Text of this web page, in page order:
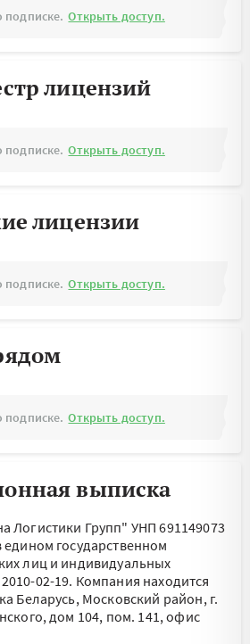
подписке. Открыть доступ.
лицензий
подписке. Открыть доступ.
лицензии
подписке. Открыть доступ.
подписке. Открыть доступ.
выписка
Логистики Групп" УНП 691149073
едином государственном
лиц и индивидуальных
02-19. Компания находится
Беларусь, Московский район, г.
дом 104, пом. 141, офис